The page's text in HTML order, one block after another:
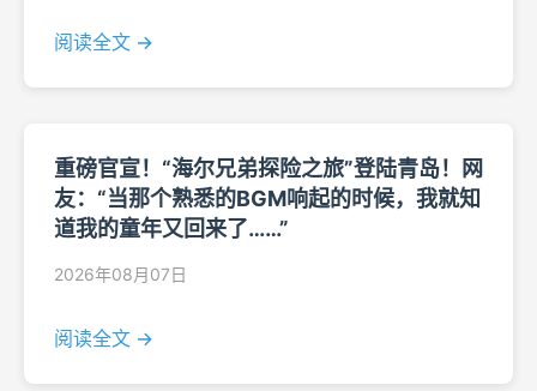
阅读全文 →
重磅官宣！“海尔兄弟探险之旅”登陆青岛！网
友：“当那个熟悉的BGM响起的时候，我就知
道我的童年又回来了……”
2026年08月07日
阅读全文 →